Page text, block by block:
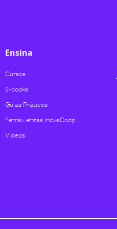
Ensina
Cursos
E-books
Guias Práticos
Ferramentas InovaCoop
Videos